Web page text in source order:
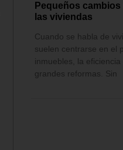
Pequeños
las viviendas
Cuando se habla de
suelen centrarse en el
inmuebles, la
grandes reformas. Sin